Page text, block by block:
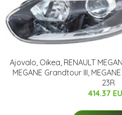
Ajovalo, Oikea, RENAULT
MEGANE Grandtour III,
23R
414.37